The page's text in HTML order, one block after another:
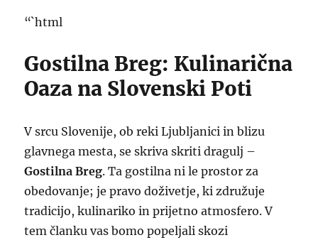
“`html
Gostilna Breg: Kulinarična
Oaza na Slovenski Poti
V srcu Slovenije, ob reki Ljubljanici in blizu
glavnega mesta, se skriva skriti dragulj –
Gostilna Breg. Ta gostilna ni le prostor za
obedovanje; je pravo doživetje, ki združuje
tradicijo, kulinariko in prijetno atmosfero. V
tem članku vas bomo popeljali skozi